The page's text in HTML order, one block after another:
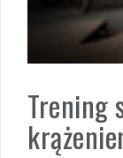
Trening